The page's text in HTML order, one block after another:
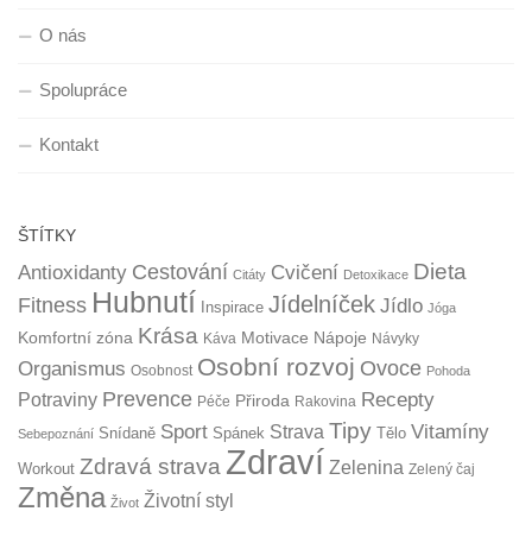
O nás
Spolupráce
Kontakt
ŠTÍTKY
Antioxidanty Cestování Citáty Cvičení Detoxikace Dieta
Fitness Hubnutí Inspirace Jídelníček Jídlo Jóga
Komfortní zóna Krása Káva Motivace Nápoje Návyky
Organismus Osobnost Osobní rozvoj Ovoce Pohoda
Potraviny Prevence Péče Přiroda Rakovina Recepty
Sebepoznání Snídaně Sport Spánek Strava Tipy Tělo Vitamíny
Workout Zdravá strava Zdraví Zelenina Zelený čaj
Změna Život Životní styl